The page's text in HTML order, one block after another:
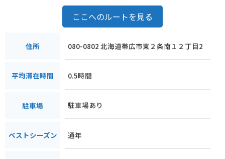
ここへのルートを見る
住所 080-0802 北海道帯広市東２条南１２丁目2
平均滞在時間 0.5時間
駐車場 駐車場あり
ベストシーズン 通年